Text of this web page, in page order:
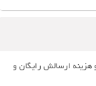
ارسالش رایگان و